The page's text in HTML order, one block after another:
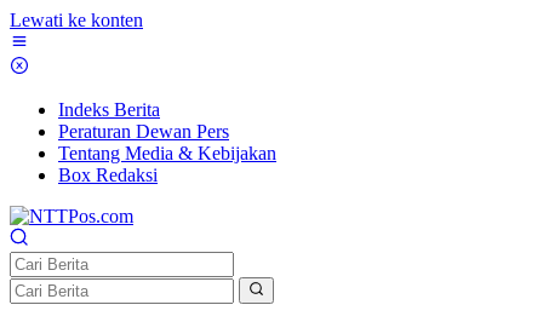
Lewati ke konten
Indeks Berita
Peraturan Dewan Pers
Tentang Media & Kebijakan
Box Redaksi